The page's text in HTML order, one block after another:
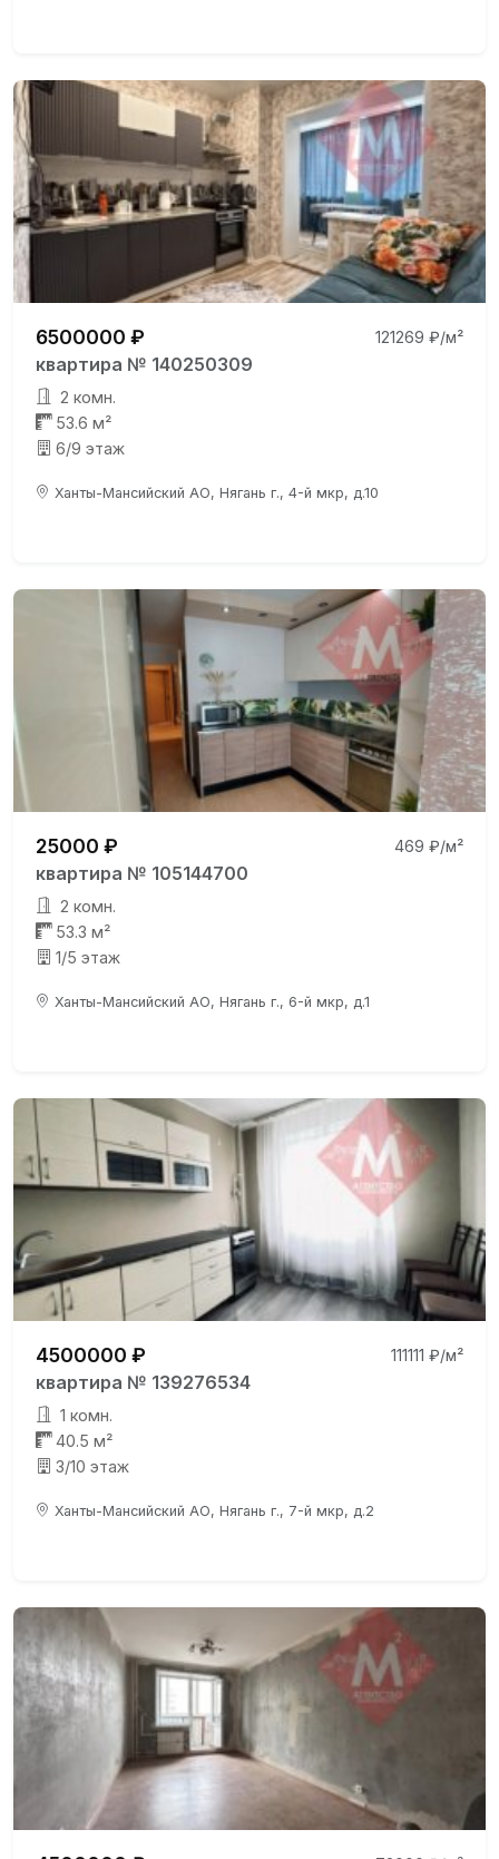
6500000 ₽ 121269 ₽/м²
квартира № 140250309
2 комн.
53.6 м²
6/9 этаж
Ханты-Мансийский АО, Нягань г., 4-й мкр, д.10
25000 ₽ 469 ₽/м²
квартира № 105144700
2 комн.
53.3 м²
1/5 этаж
Ханты-Мансийский АО, Нягань г., 6-й мкр, д.1
4500000 ₽ 111111 ₽/м²
квартира № 139276534
1 комн.
40.5 м²
3/10 этаж
Ханты-Мансийский АО, Нягань г., 7-й мкр, д.2